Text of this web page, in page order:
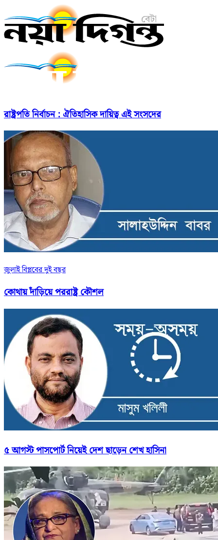
রাষ্ট্রপতি নির্বাচন : ঐতিহাসিক দায়িত্ব এই সংসদের
জুলাই বিপ্লবের দুই বছর
কোথায় দাঁড়িয়ে পররাষ্ট্র কৌশল
৫ আগস্ট পাসপোর্ট নিয়েই দেশ ছাড়েন শেখ হাসিনা